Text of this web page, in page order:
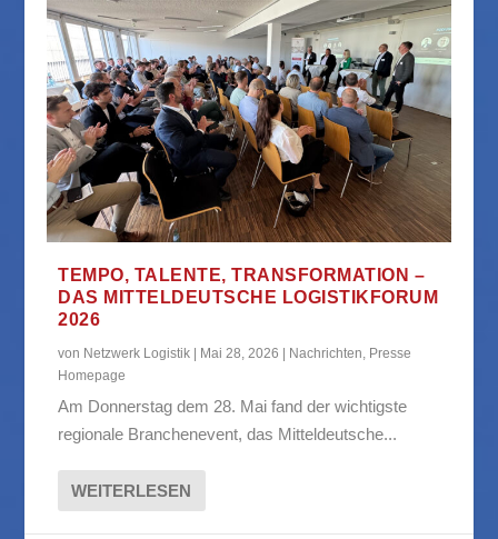
TEMPO, TALENTE, TRANSFORMATION –
DAS MITTELDEUTSCHE LOGISTIKFORUM
2026
von Netzwerk Logistik | Mai 28, 2026 | Nachrichten Presse
Homepage
Am Donnerstag dem 28. Mai fand der wichtigste
regionale Branchenevent, das Mitteldeutsche...
WEITERLESEN